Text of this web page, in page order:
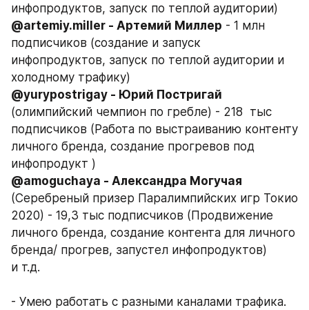
инфопродуктов, запуск по теплой аудитории)
@artemiy.miller - Артемий Миллер - 1 млн
подписчиков (создание и запуск
инфопродуктов, запуск по теплой аудитории и
холодному трафику)
(олимпийский чемпион по гребле) - 218  тыс
подписчиков (Работа по выстраиванию контенту
личного бренда, создание прогревов под
инфопродукт )
(Серебреный призер Паралимпийских игр Токио
2020) - 19,3 тыс подписчиков (Продвижение
личного бренда, создание контента для личного
бренда/ прогрев, запустел инфопродуктов)
и т.д.
- Умею работать с разными каналами трафика.